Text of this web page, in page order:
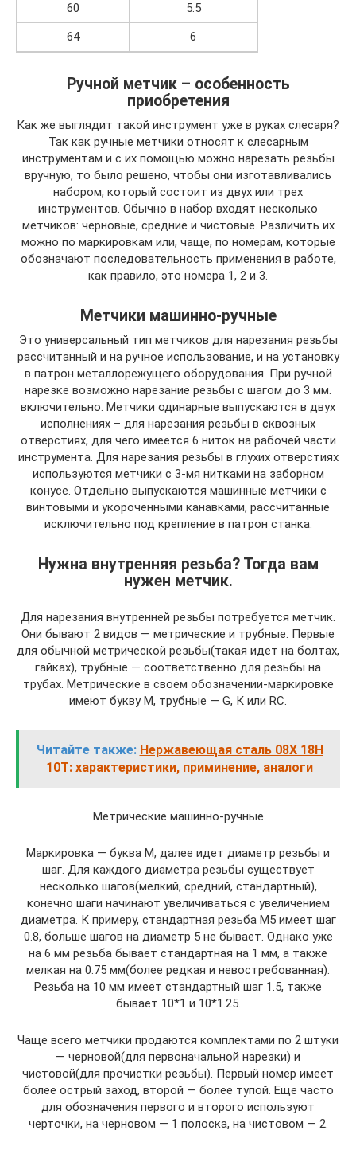
60
5.5
64
6
Ручной метчик – особенность
приобретения
Как же выглядит такой инструмент уже в руках слесаря?
Так как ручные метчики относят к слесарным
инструментам и с их помощью можно нарезать резьбы
вручную, то было решено, чтобы они изготавливались
набором, который состоит из двух или трех
инструментов. Обычно в набор входят несколько
метчиков: черновые, средние и чистовые. Различить их
можно по маркировкам или, чаще, по номерам, которые
обозначают последовательность применения в работе,
как правило, это номера 1, 2 и 3.
Метчики машинно-ручные
Это универсальный тип метчиков для нарезания резьбы
рассчитанный и на ручное использование, и на установку
в патрон металлорежущего оборудования. При ручной
нарезке возможно нарезание резьбы с шагом до 3 мм.
включительно. Метчики одинарные выпускаются в двух
исполнениях – для нарезания резьбы в сквозных
отверстиях, для чего имеется 6 ниток на рабочей части
инструмента. Для нарезания резьбы в глухих отверстиях
используются метчики с 3-мя нитками на заборном
конусе. Отдельно выпускаются машинные метчики с
винтовыми и укороченными канавками, рассчитанные
исключительно под крепление в патрон станка.
Нужна внутренняя резьба? Тогда вам
нужен метчик.
Для нарезания внутренней резьбы потребуется метчик.
Они бывают 2 видов — метрические и трубные. Первые
для обычной метрической резьбы(такая идет на болтах,
гайках), трубные — соответственно для резьбы на
трубах. Метрические в своем обозначении-маркировке
имеют букву М, трубные — G, К или RC.
Читайте также: Нержавеющая сталь 08Х 18Н
10Т: характеристики, приминение, аналоги
Метрические машинно-ручные
Маркировка — буква М, далее идет диаметр резьбы и
шаг. Для каждого диаметра резьбы существует
несколько шагов(мелкий, средний, стандартный),
конечно шаги начинают увеличиваться с увеличением
диаметра. К примеру, стандартная резьба М5 имеет шаг
0.8, больше шагов на диаметр 5 не бывает. Однако уже
на 6 мм резьба бывает стандартная на 1 мм, а также
мелкая на 0.75 мм(более редкая и невостребованная).
Резьба на 10 мм имеет стандартный шаг 1.5, также
бывает 10*1 и 10*1.25.
Чаще всего метчики продаются комплектами по 2 штуки
— черновой(для первоначальной нарезки) и
чистовой(для прочистки резьбы). Первый номер имеет
более острый заход, второй — более тупой. Еще часто
для обозначения первого и второго используют
черточки, на черновом — 1 полоска, на чистовом — 2.